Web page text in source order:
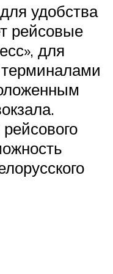
удобства
рейсовые
для